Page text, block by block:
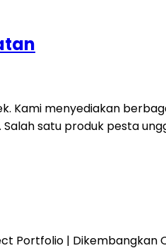
menyediakan
satu produk pesta
Portfolio | Dikembangkan